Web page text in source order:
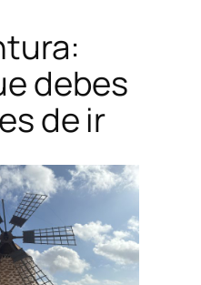
debes
de ir